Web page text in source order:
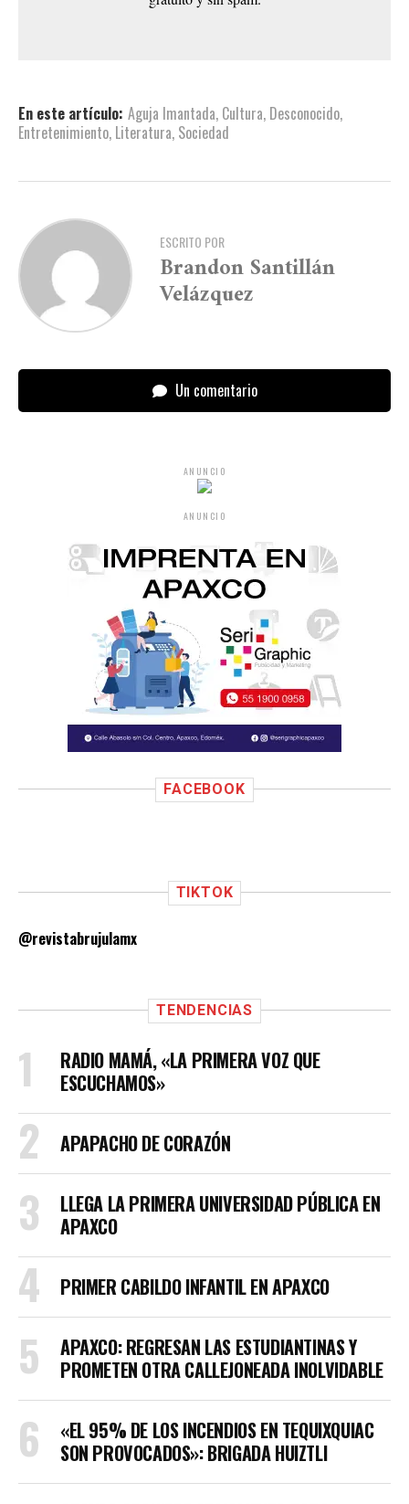
En este artículo: Aguja Imantada, Cultura, Desconocido,
Entretenimiento, Literatura, Sociedad
ESCRITO POR
Brandon Santillán
Velázquez
Un comentario
ANUNCIO
ANUNCIO
FACEBOOK
TIKTOK
@revistabrujulamx
TENDENCIAS
RADIO MAMÁ, «LA PRIMERA VOZ QUE
ESCUCHAMOS»
APAPACHO DE CORAZÓN
LLEGA LA PRIMERA UNIVERSIDAD PÚBLICA EN
APAXCO
PRIMER CABILDO INFANTIL EN APAXCO
APAXCO: REGRESAN LAS ESTUDIANTINAS Y
PROMETEN OTRA CALLEJONEADA INOLVIDABLE
«EL 95% DE LOS INCENDIOS EN TEQUIXQUIAC
SON PROVOCADOS»: BRIGADA HUIZTLI